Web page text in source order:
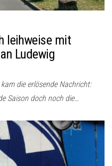
leihweise mit
Ludewig
die erlösende Nachricht:
Saison doch noch die…